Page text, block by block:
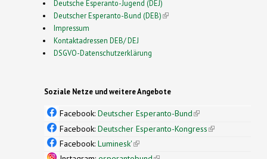
Deutsche Esperanto-Jugend (DEJ)
Deutscher Esperanto-Bund (DEB)(link is external)
Impressum
Kontaktadressen DEB/ DEJ
DSGVO-Datenschutzerklärung
Soziale Netze und weitere Angebote
Facebook: Deutscher Esperanto-Bund(link is
external)
Facebook: Deutscher Esperanto-Kongress(link is
Facebook: Luminesk'(link is external)